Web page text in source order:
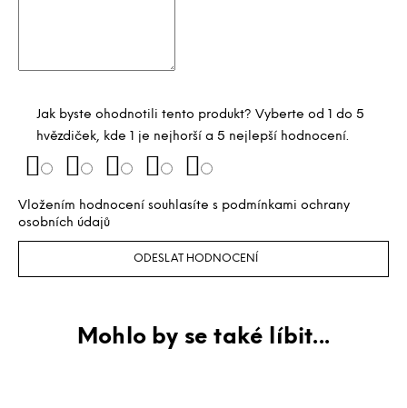
Jak byste ohodnotili tento produkt? Vyberte od 1 do 5
hvězdiček, kde 1 je nejhorší a 5 nejlepší hodnocení.
Vložením hodnocení souhlasíte s podmínkami ochrany
osobních údajů
ODESLAT HODNOCENÍ